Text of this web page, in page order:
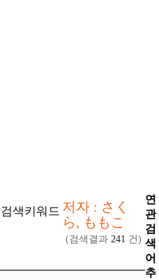
검색키워드 저자 : さく
ら, ももこ
(검색결과 241 건)
연
관
검
색
어
추